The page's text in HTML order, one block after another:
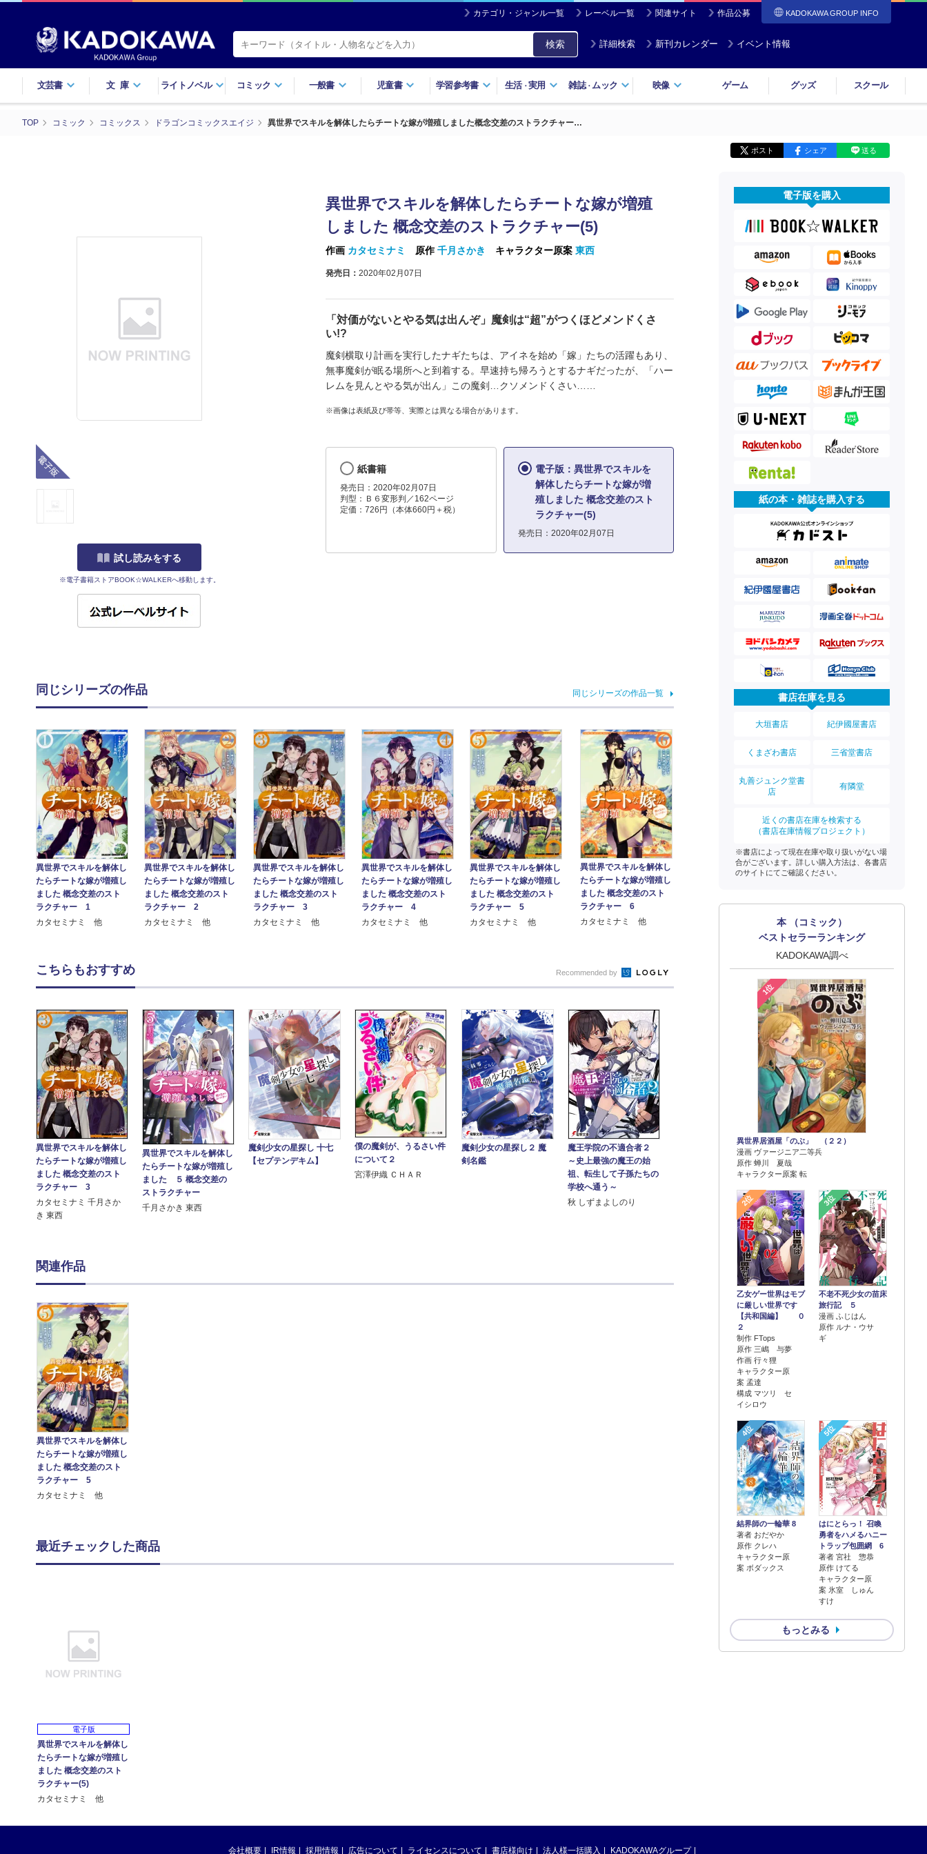
カテゴリ・ジャンル一覧 レーベル一覧 関連サイト 作品公募 KADOKAWA GROUP INFO
検索 詳細検索 新刊カレンダー イベント情報
文芸書 文庫 ライトノベル コミック 一般書 児童書 学習参考書 生活・実用 雑誌・ ムック 映像 ゲーム グッズ スクール
TOP コミック コミックス ドラゴンコミックスエイジ 異世界でスキルを解体したらチートな嫁が増殖しました概念交差のストラクチャー…
ポスト シェア 送る
試し読みをする
※電子書籍ストアBOOK☆WALKERへ移動します。
異世界でスキルを解体したらチートな嫁が増殖
しました 概念交差のストラクチャー(5)
作画 カタセミナミ 原作千月さかき キャラクター原案 東西
発売日： 2020年02月07日
「対価がないとやる気は出んぞ」魔剣は“超”がつくほどメンドくさ
い!?
魔剣横取り計画を実行したナギたちは、アイネを始め「嫁」たちの活躍もあり、
無事魔剣が眠る場所へと到着する。早速持ち帰ろうとするナギだったが、「ハー
レムを見んとやる気が出ん」この魔剣…クソメンドくさい……
※画像は表紙及び帯等、実際とは異なる場合があります。
紙書籍
発売日：2020年02月07日
判型：Ｂ６変形判／162ページ
定価：726円（本体660円＋税）
電子版：異世界でスキルを
解体したらチートな嫁が増
殖しました 概念交差のスト
ラクチャー(5)
発売日：2020年02月07日
同じシリーズの作品 同じシリーズの作品一覧
異世界でスキルを解体し
たらチートな嫁が増殖し
ました 概念交差のスト
ラクチャー 1
カタセミナミ 他
異世界でスキルを解体し
たらチートな嫁が増殖し
ました 概念交差のスト
ラクチャー 2
カタセミナミ 他
異世界でスキルを解体し
たらチートな嫁が増殖し
ました 概念交差のスト
ラクチャー 3
カタセミナミ 他
異世界でスキルを解体し
たらチートな嫁が増殖し
ました 概念交差のスト
ラクチャー 4
カタセミナミ 他
異世界でスキルを解体し
たらチートな嫁が増殖し
ました 概念交差のスト
ラクチャー 5
カタセミナミ 他
異世界でスキルを解体し
たらチートな嫁が増殖し
ました 概念交差のスト
ラクチャー 6
カタセミナミ 他
電子版を購入
紙の本・雑誌を購入する
書店在庫を見る
大垣書店 紀伊國屋書店
くまざわ書店 三省堂書店
丸善ジュンク堂書
店
有隣堂
近くの書店在庫を検索する
（書店在庫情報プロジェクト）
※書店によって現在在庫や取り扱いがない場
合がございます。詳しい購入方法は、各書店
のサイトにてご確認ください。
本 （コミック）
ベストセラーランキング
KADOKAWA調べ
1位
異世界居酒屋「のぶ」 （２２）
漫画 ヴァージニア二等兵
原作 蝉川 夏哉
キャラクター原案 転
2位
乙女ゲー世界はモブ
に厳しい世界です
【共和国編】 ０
２
制作 FTops
原作 三嶋 与夢
作画 行々狸
キャラクター原
案 孟達
構成 マツリ セ
イシロウ
3位
不老不死少女の苗床
旅行記 ５
漫画 ふじはん
原作 ルナ・ウサ
ギ
4位
結界師の一輪華 8
著者 おだやか
原作 クレハ
キャラクター原
案 ボダックス
5位
はにとらっ！ 召喚
勇者をハメるハニー
トラップ包囲網 6
著者 宮社 惣恭
原作 けてる
キャラクター原
案 氷室 しゅん
すけ
もっとみる
こちらもおすすめ Recommended by
異世界でスキルを解体し
たらチートな嫁が増殖し
ました 概念交差のスト
ラクチャー 3
カタセミナミ 千月さか
き 東西
異世界でスキルを解体し
たらチートな嫁が増殖し
ました ５ 概念交差の
ストラクチャー
千月さかき 東西
魔剣少女の星探し 十七
【セプテンデキム】
僕の魔剣が、うるさい件
について２
宮澤伊織 ＣＨＡＲ
魔剣少女の星探し２ 魔
剣名鑑
魔王学院の不適合者２
～史上最強の魔王の始
祖、転生して子孫たちの
学校へ通う～
秋 しずまよしのり
関連作品
異世界でスキルを解体し
たらチートな嫁が増殖し
ました 概念交差のスト
ラクチャー 5
カタセミナミ 他
最近チェックした商品
電子版
異世界でスキルを解体し
たらチートな嫁が増殖し
ました 概念交差のスト
ラクチャー(5)
カタセミナミ 他
会社概要 IR情報 採用情報 広告について ライセンスについて 書店様向け 法人様一括購入 KADOKAWAグループ